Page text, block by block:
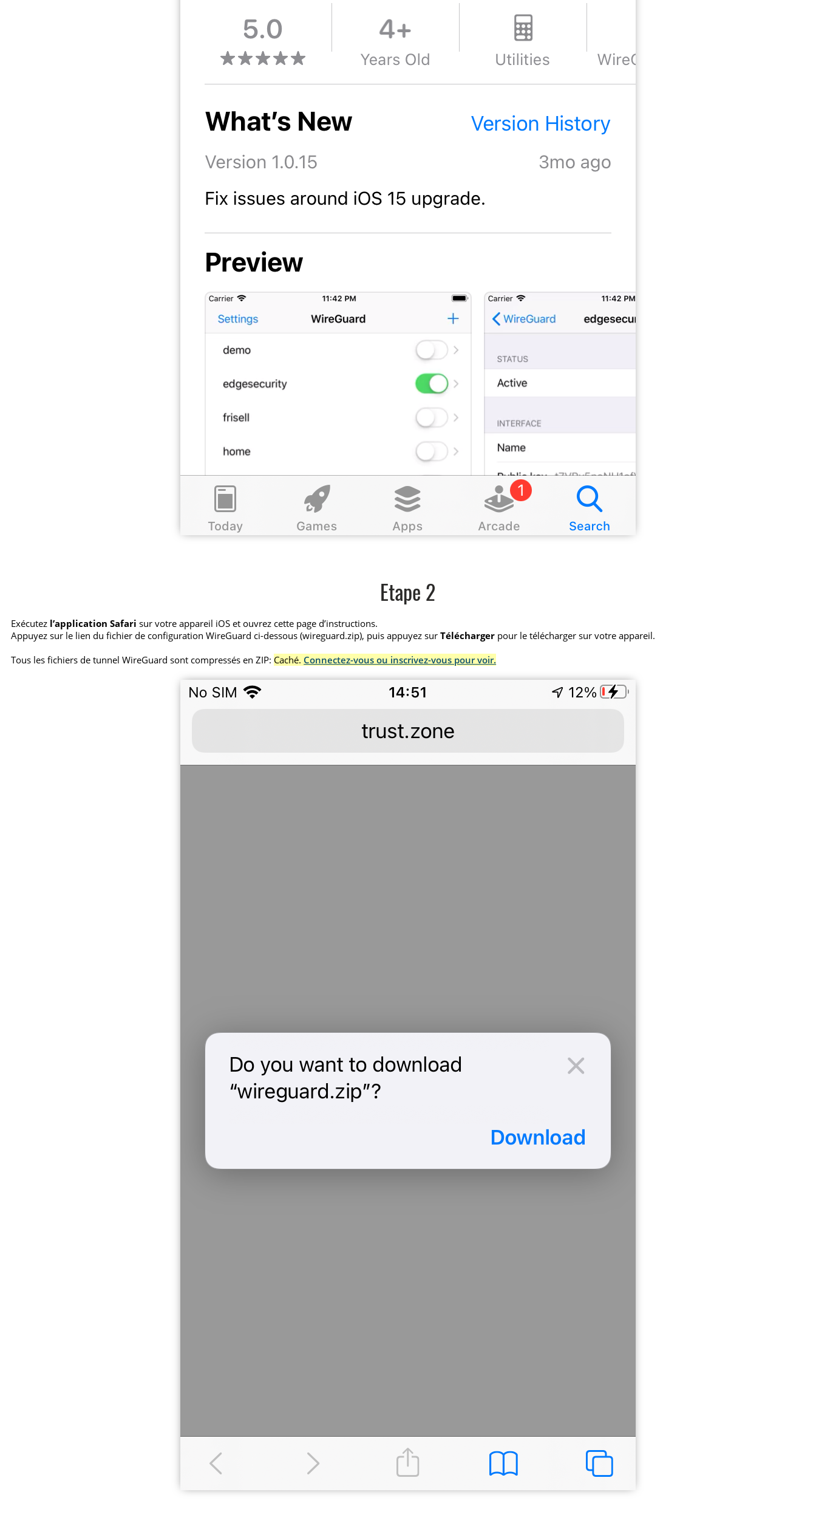
Etape 2
Exécutez l’application Safari sur votre appareil iOS et ouvrez cette page d’instructions.
Appuyez sur le lien du fichier de configuration WireGuard ci-dessous (wireguard.zip), puis appuyez surTélécharger pour le télécharger sur votre appareil.
Tous les fichiers de tunnel WireGuard sont compressés en ZIP: Caché. Connectez-vous ou inscrivez-vous pour voir.